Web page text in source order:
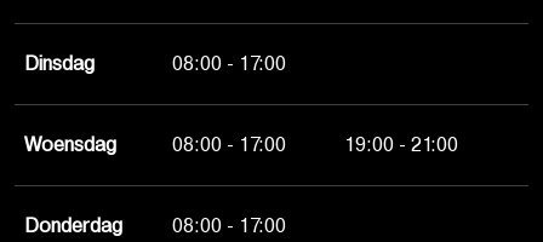
Dinsdag 08:00 - 17:00
Woensdag 08:00 - 17:00 19:00 - 21:00
Donderdag 08:00 - 17:00